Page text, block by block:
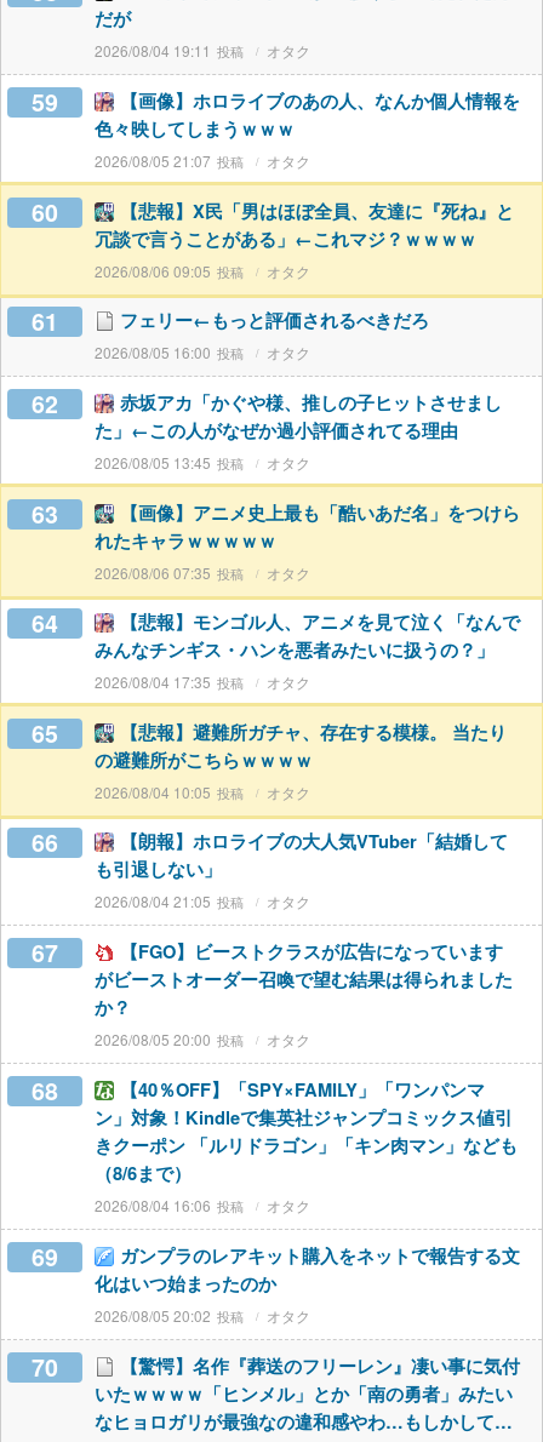
だが
2026/08/04 19:11 オタク
59
【画像】ホロライブのあの人、なんか個人情報を
色々映してしまうｗｗｗ
2026/08/05 21:07 オタク
60
【悲報】X民「男はほぼ全員、友達に『死ね』と
冗談で言うことがある」←これマジ？ｗｗｗｗ
2026/08/06 09:05 オタク
61 フェリー←もっと評価されるべきだろ
2026/08/05 16:00 オタク
62
赤坂アカ「かぐや様、推しの子ヒットさせまし
た」←この人がなぜか過小評価されてる理由
2026/08/05 13:45 オタク
63
【画像】アニメ史上最も「酷いあだ名」をつけら
れたキャラｗｗｗｗｗ
2026/08/06 07:35 オタク
64
【悲報】モンゴル人、アニメを見て泣く「なんで
みんなチンギス・ハンを悪者みたいに扱うの？」
2026/08/04 17:35 オタク
65
【悲報】避難所ガチャ、存在する模様。 当たり
の避難所がこちらｗｗｗｗ
2026/08/04 10:05 オタク
66
【朗報】ホロライブの大人気VTuber「結婚して
も引退しない」
2026/08/04 21:05 オタク
67
【FGO】ビーストクラスが広告になっています
がビーストオーダー召喚で望む結果は得られました
か？
2026/08/05 20:00 オタク
68
【40％OFF】「SPY×FAMILY」「ワンパンマ
ン」対象！Kindleで集英社ジャンプコミックス値引
きクーポン 「ルリドラゴン」「キン肉マン」なども
（8/6まで）
2026/08/04 16:06 オタク
69
ガンプラのレアキット購入をネットで報告する文
化はいつ始まったのか
2026/08/05 20:02 オタク
70
【驚愕】名作『葬送のフリーレン』凄い事に気付
いたｗｗｗｗ「ヒンメル」とか「南の勇者」みたい
なヒョロガリが最強なの違和感やわ…もしかして…